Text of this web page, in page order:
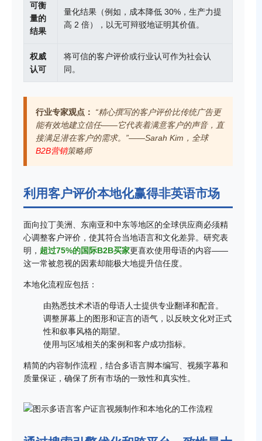
可衡
量的
结果
量化结果（例如，成本降低 30%，生产力提
高 2 倍），以无可辩驳地证明其价值。
权威
认可
将可信的客户评价或行业认可作为社会认
同。
行业专家观点：
“​​精心撰写的客户评价比传统广告更
能有效地建立信任——它代表着满意客户的声音，直
接满足潜在客户的需求。”——Sarah Kim，全球
B2B营销策略师
利用客户评价本地化赢得非英语市场
面向拉丁美洲、东南亚和中东等地区的全球供应商必须精
心调整客户评价，使其符合当地语言和文化差异。研究表
明， 超过75%的国际B2B买家更喜欢使用母语的内容——
这一常被忽视的因素却能极大地提升信任度。
本地化流程应包括：
由熟悉技术术语的母语人士提供专业翻译和配音。
调整屏幕上的图形和证言的语气，以反映文化对正式
性和叙事风格的期望。
使用与区域相关的案例和客户成功指标。
精简的内容制作流程，结合多语言脚本编写、视频字幕和
质量保证，确保了所有市场的一致性和真实性。